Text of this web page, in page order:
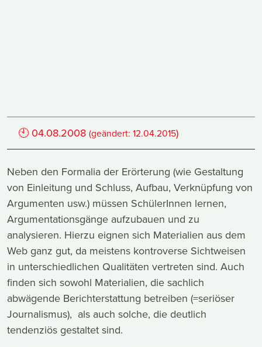
🕙 04.08.2008 (geändert:12.04.2015)
Neben den Formalia der Erörterung (wie Gestaltung
von Einleitung und Schluss, Aufbau, Verknüpfung von
Argumenten usw.) müssen SchülerInnen lernen,
Argumentationsgänge aufzubauen und zu
analysieren. Hierzu eignen sich Materialien aus dem
Web ganz gut, da meistens kontroverse Sichtweisen
in unterschiedlichen Qualitäten vertreten sind. Auch
finden sich sowohl Materialien, die sachlich
abwägende Berichterstattung betreiben (=seriöser
Journalismus), als auch solche, die deutlich
tendenziös gestaltet sind.